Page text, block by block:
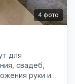
4 фото
для
свадеб,
руки и